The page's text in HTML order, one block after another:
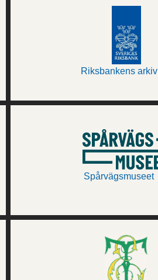
Riksbankens arkiv
Spårvägsmuseet